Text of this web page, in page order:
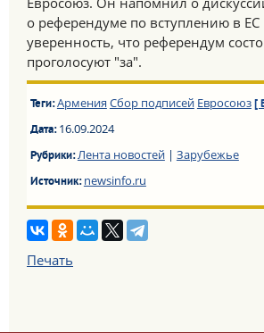
о референдуме по вступлению в
уверенность, что референдум
проголосуют "за".
Теги:Армения Сбор подписей Евросоюз [
Дата:16.09.2024
Рубрики:Лента новостей| Зарубежье
Источник:newsinfo.ru
Печать